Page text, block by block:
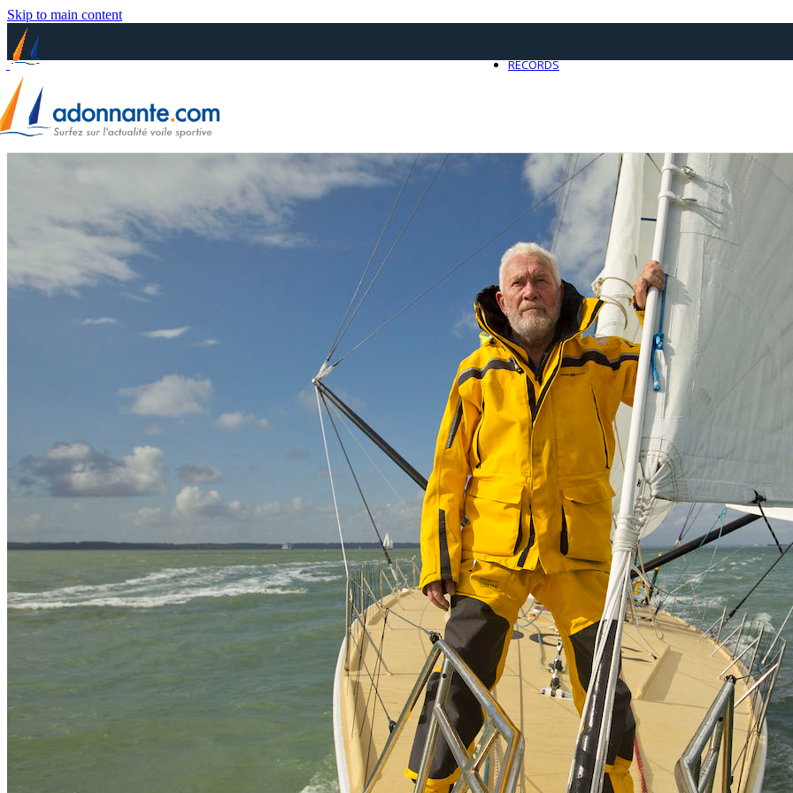
Skip to main content
0
RECORDS
05Mai
Classe Ultim 32/23 ,Records,Trophée Jules Verne
Un nouveau Maxi Edmond de
Source
Gitana Team
8 mai 2025
0